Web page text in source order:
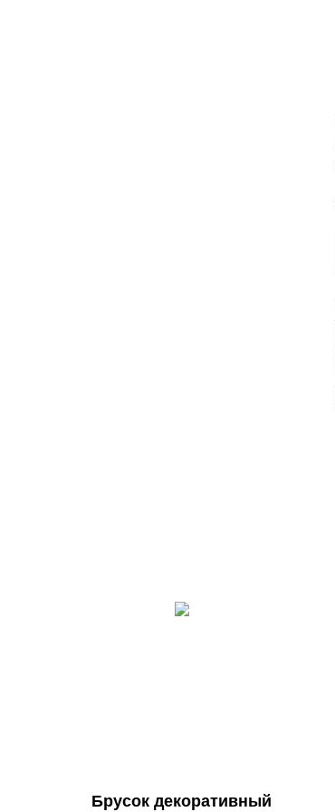
Брусок декоративный